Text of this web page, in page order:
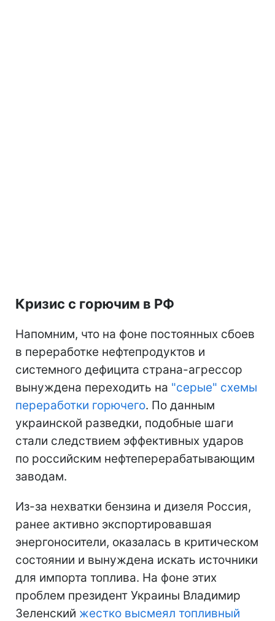
Кризис с горючим в РФ
Напомним, что на фоне постоянных сбоев
в переработке нефтепродуктов и
системного дефицита страна-агрессор
вынуждена переходить на "серые" схемы
переработки горючего. По данным
украинской разведки, подобные шаги
стали следствием эффективных ударов
по российским нефтеперерабатывающим
заводам.
Из-за нехватки бензина и дизеля Россия,
ранее активно экспортировавшая
энергоносители, оказалась в критическом
состоянии и вынуждена искать источники
для импорта топлива. На фоне этих
проблем президент Украины Владимир
Зеленский жестко высмеял топливный